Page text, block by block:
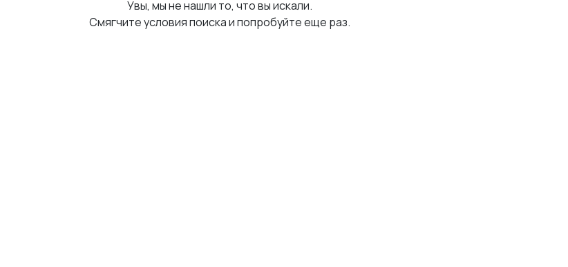
Увы, мы не нашли то, что вы искали.
Смягчите условия поиска и попробуйте еще раз.